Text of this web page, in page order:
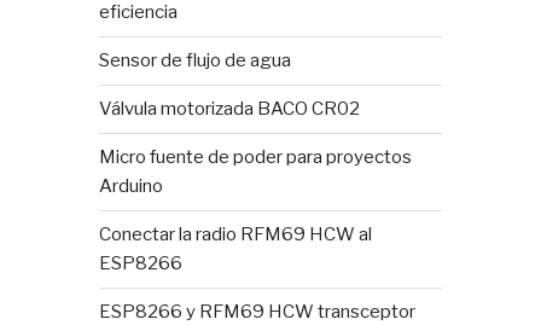
eficiencia
Sensor de flujo de agua
Válvula motorizada BACO CR02
Micro fuente de poder para proyectos
Arduino
Conectar la radio RFM69 HCW al
ESP8266
ESP8266 y RFM69 HCW transceptor